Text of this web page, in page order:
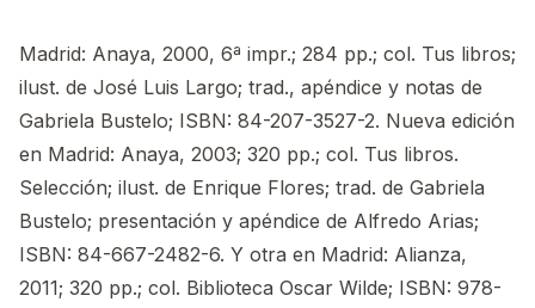
Madrid: Anaya, 2000, 6ª impr.; 284 pp.; col. Tus libros;
ilust. de José Luis Largo; trad., apéndice y notas de
Gabriela Bustelo; ISBN: 84-207-3527-2. Nueva edición
en Madrid: Anaya, 2003; 320 pp.; col. Tus libros.
Selección; ilust. de Enrique Flores; trad. de Gabriela
Bustelo; presentación y apéndice de Alfredo Arias;
ISBN: 84-667-2482-6. Y otra en Madrid: Alianza,
2011; 320 pp.; col. Biblioteca Oscar Wilde; ISBN: 978-